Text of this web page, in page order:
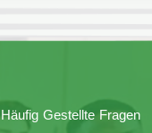
Häufig Gestellte Fragen